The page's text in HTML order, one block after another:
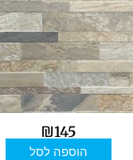
₪145
הוספה לסל